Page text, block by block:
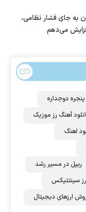
به جای فشار نظامی،
می‌دهم
پنجره دوجداره
آهنگ رز‌ موزیک
اهنگ
ریپل در مسیر رشد
سینتتیکس
ارزهای دیجیتال